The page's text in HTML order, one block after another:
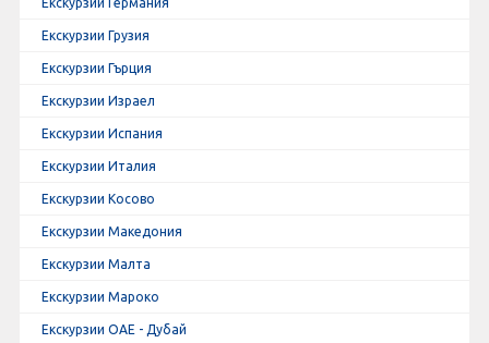
Екскурзии Грузия
Екскурзии Гърция
Екскурзии Израел
Екскурзии Испания
Екскурзии Италия
Екскурзии Косово
Екскурзии Македония
Екскурзии Малта
Екскурзии Мароко
Екскурзии ОАЕ - Дубай